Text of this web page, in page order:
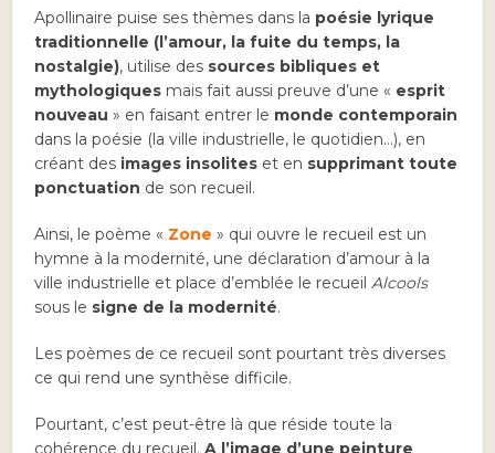
Apollinaire puise ses thèmes dans la poésie lyrique
traditionnelle (l’amour, la fuite du temps, la
nostalgie), utilise des sources bibliques et
mythologiques mais fait aussi preuve d’une « esprit
nouveau » en faisant entrer le monde contemporain
dans la poésie (la ville industrielle, le quotidien…), en
créant des images insolites et en supprimant toute
ponctuation de son recueil.
Ainsi, le poème « Zone » qui ouvre le recueil est un
hymne à la modernité, une déclaration d’amour à la
ville industrielle et place d’emblée le recueil Alcools
sous le signe de la modernité.
Les poèmes de ce recueil sont pourtant très diverses
ce qui rend une synthèse difficile.
Pourtant, c’est peut-être là que réside toute la
cohérence du recueil.A l’image d’une peinture